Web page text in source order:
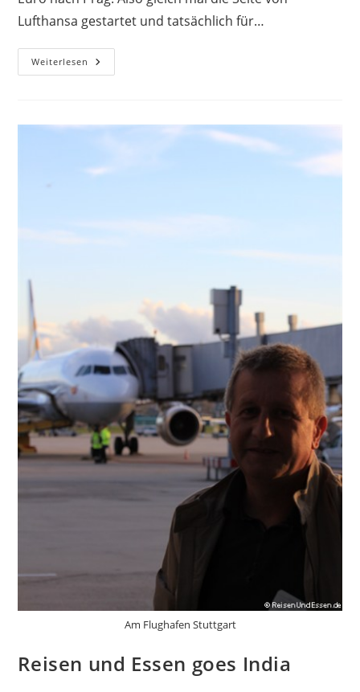
Lufthansa gestartet und tatsächlich für…
Weiterlesen Ein
Verlängertes
Stadt
Am Flughafen Stuttgart
Reisen und Essen goes India